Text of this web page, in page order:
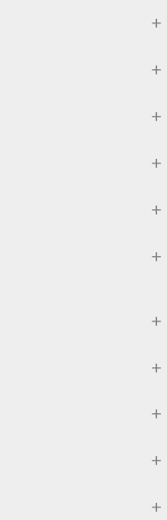
+
+
+
+
+
+
+
+
+
+
+